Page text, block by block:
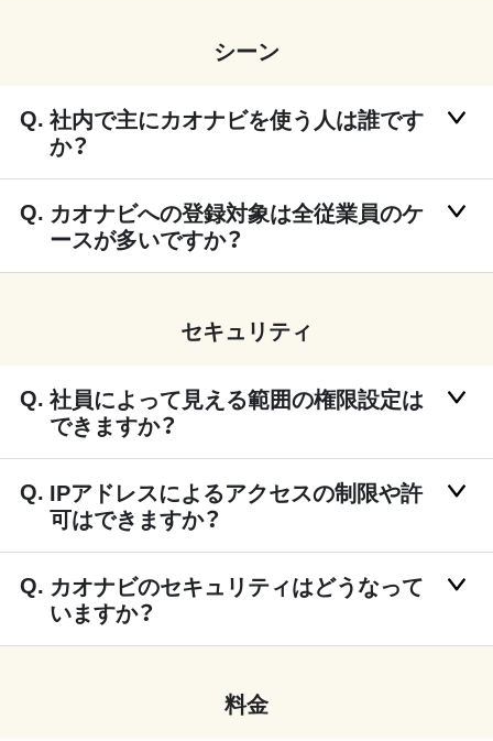
シーン
社内で主にカオナビを使う人は誰です
か？
カオナビへの登録対象は全従業員のケ
ースが多いですか？
セキュリティ
社員によって見える範囲の権限設定は
できますか？
IPアドレスによるアクセスの制限や許
可はできますか？
カオナビのセキュリティはどうなって
いますか？
料金